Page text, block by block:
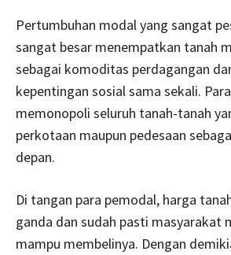
Pertumbuhan modal yang sangat
sangat besar menempatkan tanah
sebagai komoditas perdagangan
kepentingan sosial sama sekali.
memonopoli seluruh tanah-tanah
perkotaan maupun pedesaan
depan.
Di tangan para pemodal, harga
ganda dan sudah pasti masyarakat
mampu membelinya. Dengan